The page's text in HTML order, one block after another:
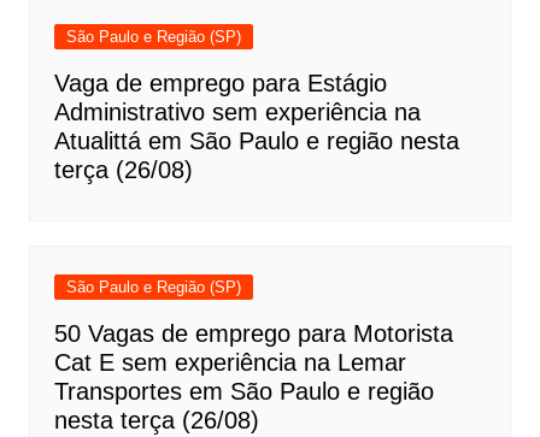
São Paulo e Região (SP)
Vaga de emprego para Estágio
Administrativo sem experiência na
Atualittá em São Paulo e região nesta
terça (26/08)
São Paulo e Região (SP)
50 Vagas de emprego para Motorista
Cat E sem experiência na Lemar
Transportes em São Paulo e região
nesta terça (26/08)